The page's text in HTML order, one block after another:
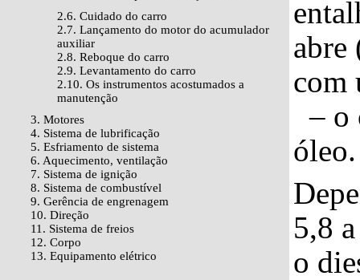
2.6. Cuidado do carro
2.7. Lançamento do motor do acumulador
auxiliar
2.8. Reboque do carro
2.9. Levantamento do carro
2.10. Os instrumentos acostumados a
manutenção
3. Motores
4. Sistema de lubrificação
5. Esfriamento de sistema
6. Aquecimento, ventilação
7. Sistema de ignição
8. Sistema de combustível
9. Gerência de engrenagem
10. Direção
11. Sistema de freios
12. Corpo
13. Equipamento elétrico
abre
com
– o
óleo.
5,8
o